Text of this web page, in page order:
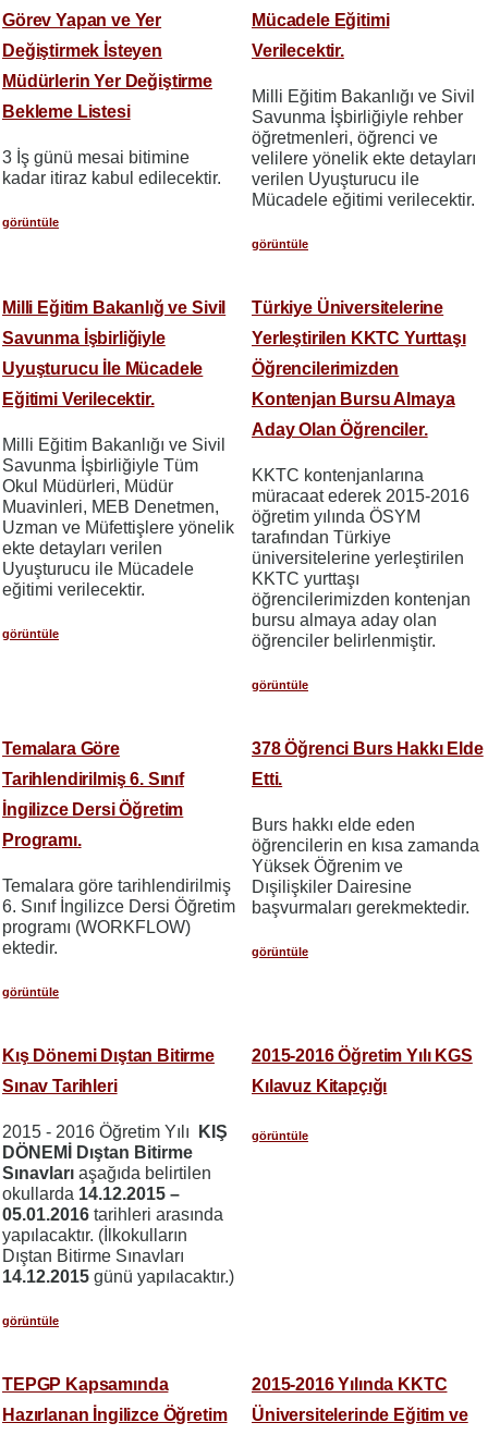
Görev Yapan ve Yer
Değiştirmek İsteyen
Müdürlerin Yer Değiştirme
Bekleme Listesi
3 İş günü mesai bitimine
kadar itiraz kabul edilecektir.
görüntüle
Mücadele Eğitimi
Verilecektir.
Milli Eğitim Bakanlığı ve Sivil
Savunma İşbirliğiyle rehber
öğretmenleri, öğrenci ve
velilere yönelik ekte detayları
verilen Uyuşturucu ile
Mücadele eğitimi verilecektir.
görüntüle
Milli Eğitim Bakanlığ ve Sivil
Savunma İşbirliğiyle
Uyuşturucu İle Mücadele
Eğitimi Verilecektir.
Milli Eğitim Bakanlığı ve Sivil
Savunma İşbirliğiyle Tüm
Okul Müdürleri, Müdür
Muavinleri, MEB Denetmen,
Uzman ve Müfettişlere yönelik
ekte detayları verilen
Uyuşturucu ile Mücadele
eğitimi verilecektir.
görüntüle
Türkiye Üniversitelerine
Yerleştirilen KKTC Yurttaşı
Öğrencilerimizden
Kontenjan Bursu Almaya
Aday Olan Öğrenciler.
KKTC kontenjanlarına
müracaat ederek 2015-2016
öğretim yılında ÖSYM
tarafından Türkiye
üniversitelerine yerleştirilen
KKTC yurttaşı
öğrencilerimizden kontenjan
bursu almaya aday olan
öğrenciler belirlenmiştir.
görüntüle
Temalara Göre
Tarihlendirilmiş 6. Sınıf
İngilizce Dersi Öğretim
Programı.
Temalara göre tarihlendirilmiş
6. Sınıf İngilizce Dersi Öğretim
programı (WORKFLOW)
ektedir.
görüntüle
378 Öğrenci Burs Hakkı Elde
Etti.
Burs hakkı elde eden
öğrencilerin en kısa zamanda
Yüksek Öğrenim ve
Dışilişkiler Dairesine
başvurmaları gerekmektedir.
görüntüle
Kış Dönemi Dıştan Bitirme
Sınav Tarihleri
2015 - 2016 Öğretim Yılı
KIŞ
DÖNEMİ Dıştan Bitirme
Sınavları aşağıda belirtilen
okullarda 14.12.2015 –
05.01.2016 tarihleri arasında
yapılacaktır. (İlkokulların
Dıştan Bitirme Sınavları
14.12.2015 günü yapılacaktır.)
görüntüle
2015-2016 Öğretim Yılı KGS
Kılavuz Kitapçığı
görüntüle
TEPGP Kapsamında
Hazırlanan İngilizce Öğretim
2015-2016 Yılında KKTC
Üniversitelerinde Eğitim ve